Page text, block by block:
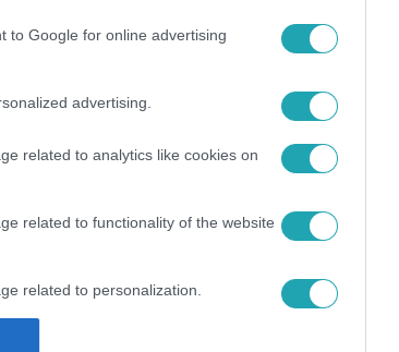
to Google for online advertising
advertising.
related to analytics like cookies on
related to functionality of the website
related to personalization.
related to security, including